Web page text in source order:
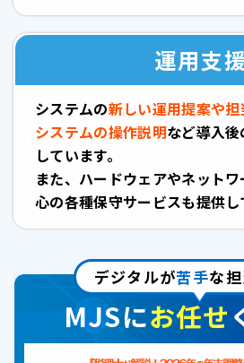
運用支援
システムの新しい運用提案や
システムの操作説明など導入
しています。
また、ハードウェアやネット
心の各種保守サービスも提供し
デジタルが苦手な
MJSにお任せ